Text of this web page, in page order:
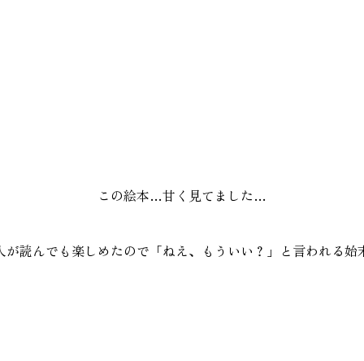
この絵本…甘く見てました…
が読んでも楽しめたので「ねえ、もういい？」と言われる始